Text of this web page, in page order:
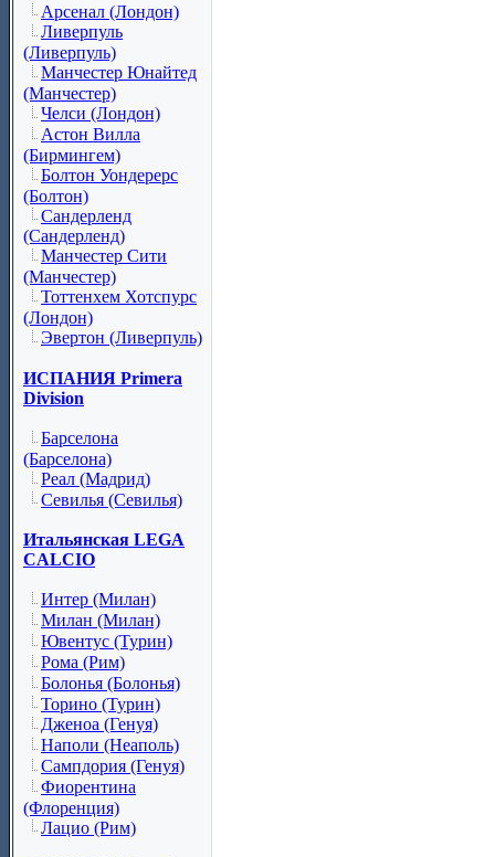
Арсенал (Лондон)
Ливерпуль
(Ливерпуль)
Манчестер Юнайтед
(Манчестер)
Челси (Лондон)
Астон Вилла
(Бирмингем)
Болтон Уондерерс
(Болтон)
Сандерленд
(Сандерленд)
Манчестер Сити
(Манчестер)
Тоттенхем Хотспурс
(Лондон)
Эвертон (Ливерпуль)
ИСПАНИЯ Primera
Division
Барселона
(Барселона)
Реал (Мадрид)
Севилья (Севилья)
Итальянская LEGA
CALCIO
Интер (Милан)
Милан (Милан)
Ювентус (Турин)
Рома (Рим)
Болонья (Болонья)
Торино (Турин)
Дженоа (Генуя)
Наполи (Неаполь)
Сампдория (Генуя)
Фиорентина
(Флоренция)
Лацио (Рим)